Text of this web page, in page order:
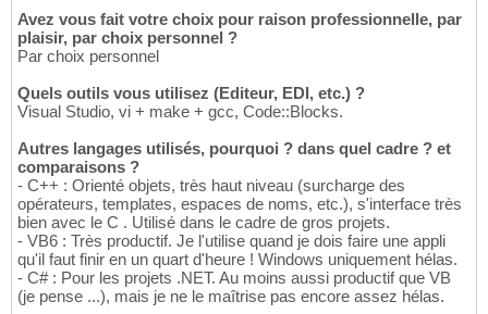
Avez vous fait votre choix pour raison professionnelle, par
plaisir, par choix personnel ?
Par choix personnel
Quels outils vous utilisez (Editeur, EDI, etc.) ?
Visual Studio, vi + make + gcc, Code::Blocks.
Autres langages utilisés, pourquoi ? dans quel cadre ? et
comparaisons ?
- C++ : Orienté objets, très haut niveau (surcharge des
opérateurs, templates, espaces de noms, etc.), s'interface très
bien avec le C . Utilisé dans le cadre de gros projets.
- VB6 : Très productif. Je l'utilise quand je dois faire une appli
qu'il faut finir en un quart d'heure ! Windows uniquement hélas.
- C# : Pour les projets .NET. Au moins aussi productif que VB
(je pense ...), mais je ne le maîtrise pas encore assez hélas.